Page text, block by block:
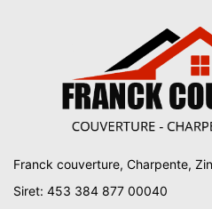
Franck couverture, Charpente,
Siret: 453 384 877 00040